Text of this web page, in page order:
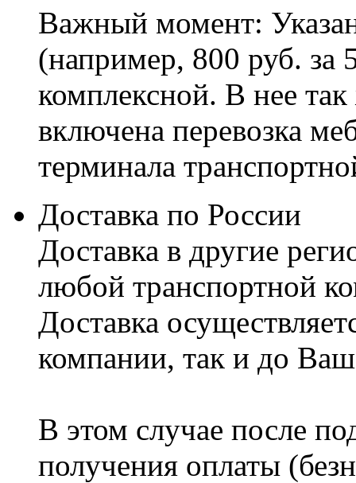
Важный момент:
(например, 800 руб. за
комплексной. В нее
включена перевозка
терминала
Доставка по России
Доставка в другие
любой транспортной
Доставка
компании, так и до
В этом случае после
получения оплаты